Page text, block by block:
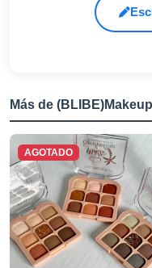
Más de
AGOTADO